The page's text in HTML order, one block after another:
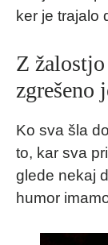
ker je trajalo
Z
zgrešeno
Ko sva šla
to, kar sva
glede nekaj
humor